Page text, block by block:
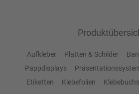
Aufkleber Platten & Schilder
Pappdisplays
Etiketten
Klebefolien